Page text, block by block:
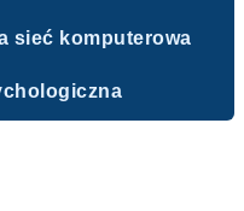
sieć komputerowa